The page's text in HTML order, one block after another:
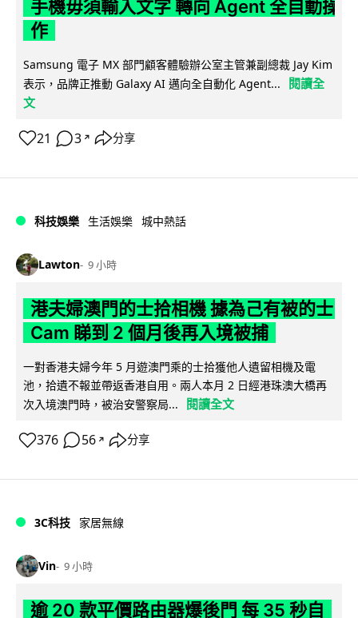
手機毋須輸入文字 轉向 Agent 全自動操
作
Samsung 電子 MX 部門顧客體驗辦公室主管兼副總裁 Jay Kim
表示，品牌正推動 Galaxy AI 邁向全自動化 Agent...
閱讀全
文
21 3 ↗ 分享
科技娛樂 生活娛樂 城中熱話
Lawton 9 小時
港夫婦澳門的士拾相機 據為己有被的士
Cam 睇到 2 個月後再入境被捕
一對香港夫婦今年 5 月遊澳門乘的士拾獲他人遺留相機及電
池，拾遺不報並帶返香港自用。兩人本月 2 日經港珠澳大橋再
次入境澳門時，被治安警察局...
閱讀全文
376 56 ↗ 分享
3C科技 家居無線
Vin 9 小時
逾 20 款平價路由器爆後門 每 35 秒自